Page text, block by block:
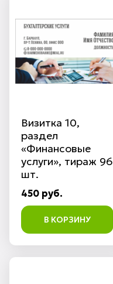
Визитка 10,
раздел
«Финансовые
услуги», тираж 96
шт.
450 руб.
В КОРЗИНУ